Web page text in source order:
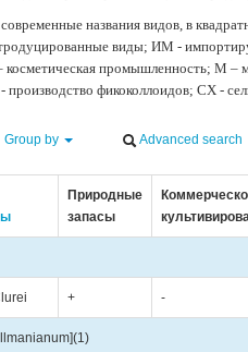
названия видов, в
виды; ИМ -
косметическая промышленность; М
фикоколлоидов; СХ -
Group by Advanced search
Природные
запасы
+ -
(1)